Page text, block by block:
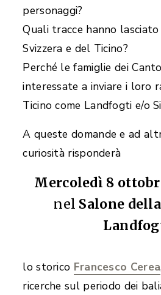
personaggi?
Quali tracce hanno
Svizzera e del Ticino?
Perché le famiglie dei
interessate a inviare i loro
Ticino come Landfogti e/o
A queste domande e ad
curiosità risponderà
Mercoledì 8
nel Salone
lo storico Francesco Cerea
ricerche sul periodo dei